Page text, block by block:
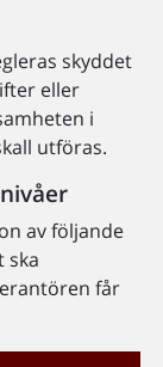
skyddet
eller
i
utföras.
av följande
ska
får